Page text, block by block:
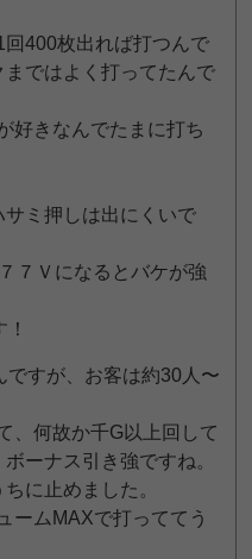
回400枚出れば打つんで
ではよく打ってたんで
好きなんでたまに打ち
ミ押しは出にくいで
７Ｖになるとバケが強
ですが、お客は約30人〜
、何故か千G以上回して
ーナス引き強ですね。
に止めました。
ームMAXで打っててう